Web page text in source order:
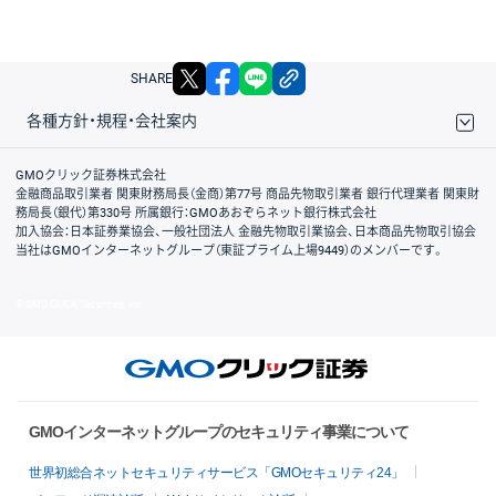
SHARE X facebook
各種方針・規程・会社案内
取引規程・約款
サイトマップ
その他のご案内
個人情報保護方針
最良執行方針
サイトのご利用について
ディスクレイマー
信託保全
リスク説明
会社案内
GMOクリック証券株式会社
金融商品取引業者 関東財務局長（金商）第77号 商品先物取引業者 銀行代理業者 関東財
務局長（銀代）第330号 所属銀行：GMOあおぞらネット銀行株式会社
加入協会：日本証券業協会、一般社団法人 金融先物取引業協会、日本商品先物取引協会
当社はGMOインターネットグループ（東証プライム上場9449）のメンバーです。
GMOインターネットグループのセキュリティ事業について
世界初総合ネットセキュリティサービス「GMOセキュリティ24」